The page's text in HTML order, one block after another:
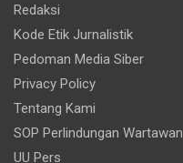
Redaksi
Kode Etik Jurnalistik
Pedoman Media Siber
Privacy Policy
Tentang Kami
SOP Perlindungan Wartawan
UU Pers